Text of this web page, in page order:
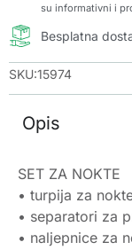
su informativni i
Besplatna
SKU:15974
Opis
SET ZA NOKTE
• turpija za
• separatori za
• naljepnice za